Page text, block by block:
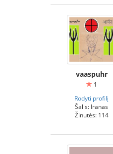
vaaspuhr
1
Rodyti profilį
Šalis: Iranas
Žinutės: 114